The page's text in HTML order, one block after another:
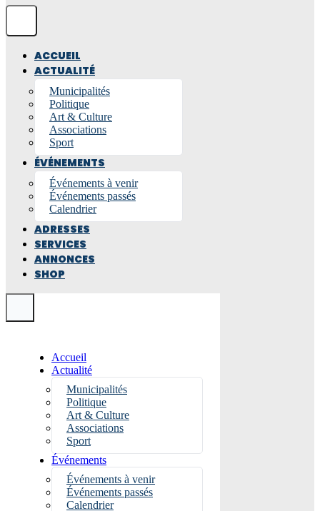
ACCUEIL
ACTUALITÉ
Municipalités
Politique
Art & Culture
Associations
Sport
ÉVÉNEMENTS
Événements à venir
Événements passés
Calendrier
ADRESSES
SERVICES
ANNONCES
SHOP
Accueil
Actualité
Municipalités
Politique
Art & Culture
Associations
Sport
Événements
Événements à venir
Événements passés
Calendrier